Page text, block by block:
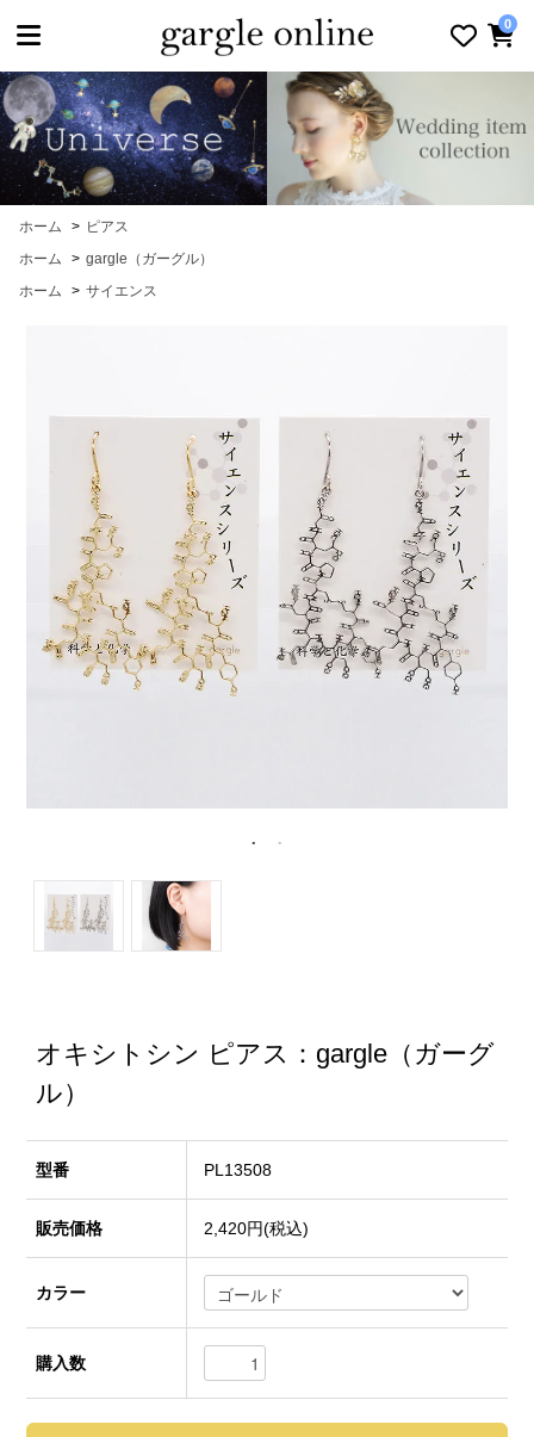
0
ホーム > ピアス
ホーム
> gargle（ガーグル）
ホーム
> サイエンス
オキシトシン ピアス：gargle（ガーグ
ル）
型番 PL13508
販売価格 2,420円(税込)
カラー
購入数